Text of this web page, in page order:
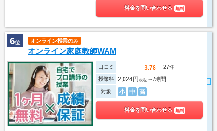
料金を問い合わせる 無料
6位 オンライン授業のみ
オンライン家庭教師WAM
口コミ 3.78
27件
授業料
2,024円(税込) ～/時間
対象 小 中 高
料金を問い合わせる 無料